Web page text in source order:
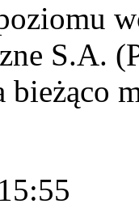
S.A.
bieżąco